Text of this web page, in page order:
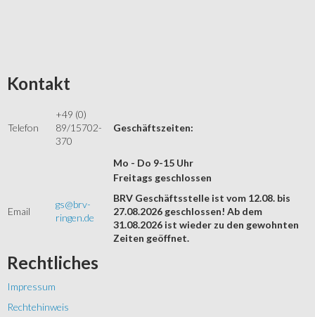
Kontakt
Telefon
+49 (0)
89/15702-
370
Geschäftszeiten:
Mo - Do 9-15 Uhr
Email
gs@brv-
ringen.de
Freitags geschlossen
BRV Geschäftsstelle ist vom 12.08. bis
27.08.2026 geschlossen! Ab dem
31.08.2026 ist wieder zu den gewohnten
Zeiten geöffnet.
Rechtliches
Impressum
Rechtehinweis